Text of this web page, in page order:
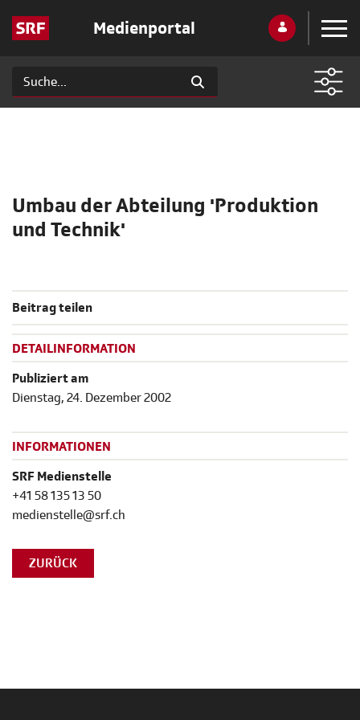
Medienportal
Umbau der Abteilung 'Produktion
und Technik'
Beitrag teilen
DETAILINFORMATION
Publiziert am
Dienstag, 24. Dezember 2002
INFORMATIONEN
SRF Medienstelle
+41 58 135 13 50
medienstelle@srf.ch
ZURÜCK